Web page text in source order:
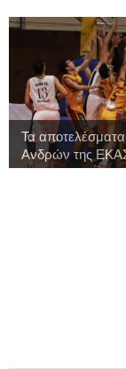
Τα
Ανδρών της